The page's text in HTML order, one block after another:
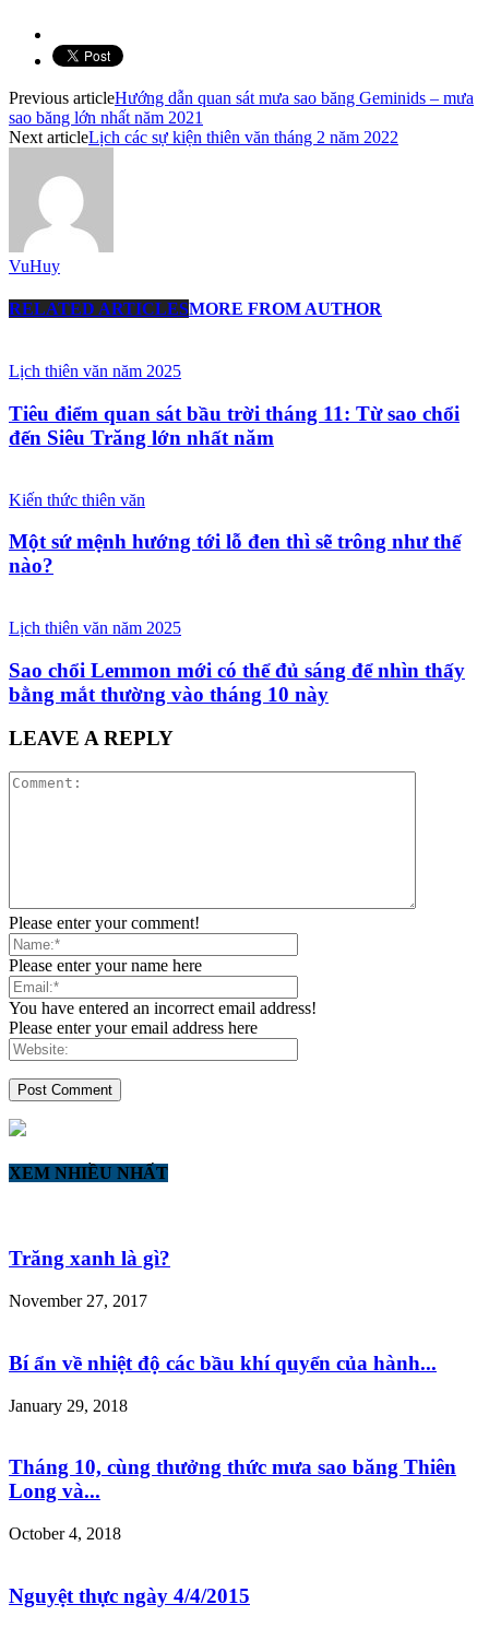
Previous articleHướng dẫn quan sát mưa sao băng Geminids – mưa
sao băng lớn nhất năm 2021
Next articleLịch các sự kiện thiên văn tháng 2 năm 2022
VuHuy
RELATED ARTICLESMORE FROM AUTHOR
Lịch thiên văn năm 2025
Tiêu điểm quan sát bầu trời tháng 11: Từ sao chổi
đến Siêu Trăng lớn nhất năm
Kiến thức thiên văn
Một sứ mệnh hướng tới lỗ đen thì sẽ trông như thế
nào?
Lịch thiên văn năm 2025
Sao chổi Lemmon mới có thể đủ sáng để nhìn thấy
bằng mắt thường vào tháng 10 này
LEAVE A REPLY
Please enter your comment!
Please enter your name here
You have entered an incorrect email address!
Please enter your email address here
XEM NHIỀU NHẤT
Trăng xanh là gì?
November 27, 2017
Bí ẩn về nhiệt độ các bầu khí quyển của hành...
January 29, 2018
Tháng 10, cùng thưởng thức mưa sao băng Thiên
Long và...
October 4, 2018
Nguyệt thực ngày 4/4/2015